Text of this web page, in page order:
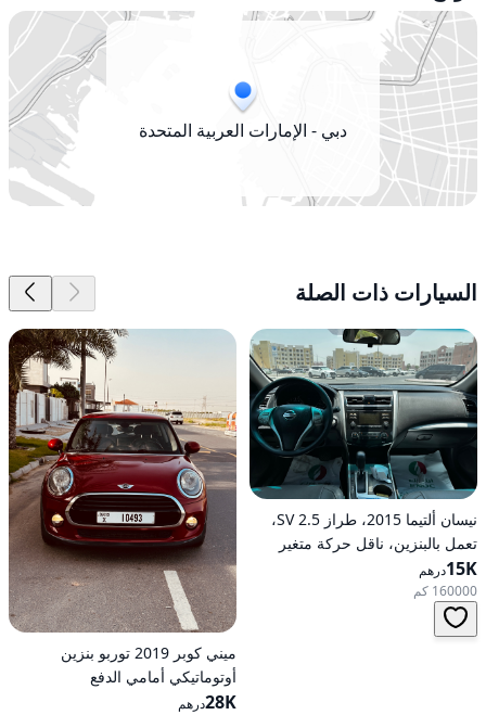
دبي - الإمارات العربية المتحدة
السيارات ذات الصلة
نيسان ألتيما 2015، طراز 2.5 SV،
تعمل بالبنزين، ناقل حركة متغير
مستمر (CVT)، دفع أمامي
15Kدرهم
160000 كم
ميني كوبر 2019 توربو بنزين
أوتوماتيكي أمامي الدفع
28Kدرهم